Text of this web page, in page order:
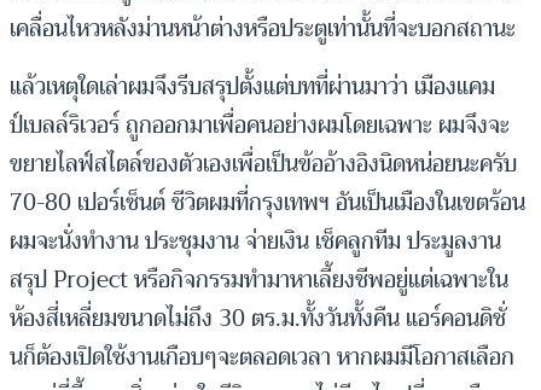
เคลื่อนไหวหลังม่านหน้าต่างหรือประตูเท่านั้นที่จะบอกสถานะ
แล้วเหตุใดเล่าผมจึงรีบสรุปตั้งแต่บทที่ผ่านมาว่า เมืองแคม
ป์เบลล์ริเวอร์ ถูกออกมาเพื่อคนอย่างผมโดยเฉพาะ ผมจึงจะ
ขยายไลฟ์สไตล์ของตัวเองเพื่อเป็นข้ออ้างอิงนิดหน่อยนะครับ
70-80 เปอร์เซ็นต์ ชีวิตผมที่กรุงเทพฯ อันเป็นเมืองในเขตร้อน
ผมจะนั่งทำงาน ประชุมงาน จ่ายเงิน เช็คลูกทีม ประมูลงาน
สรุป Project หรือกิจกรรมทำมาหาเลี้ยงชีพอยู่แต่เฉพาะใน
ห้องสี่เหลี่ยมขนาดไม่ถึง 30 ตร.ม.ทั้งวันทั้งคืน แอร์คอนดิชั่
นก็ต้องเปิดใช้งานเกือบๆจะตลอดเวลา หากผมมีโอกาสเลือก